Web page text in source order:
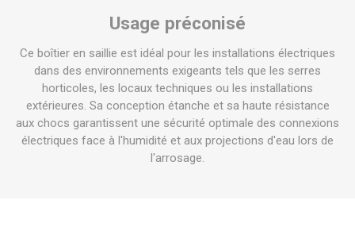
Usage préconisé
Ce boîtier en saillie est idéal pour les installations électriques
dans des environnements exigeants tels que les serres
horticoles, les locaux techniques ou les installations
extérieures. Sa conception étanche et sa haute résistance
aux chocs garantissent une sécurité optimale des connexions
électriques face à l'humidité et aux projections d'eau lors de
l'arrosage.